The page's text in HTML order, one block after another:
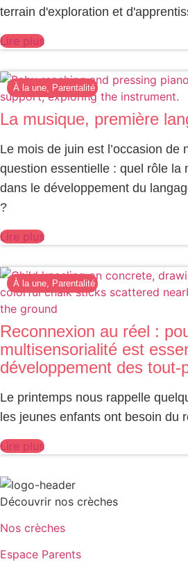
terrain d'exploration et
Lire plus
À la une Parentalité
La musique, première
Le mois de juin est l’occasion de
question essentielle : quel rôle la
dans le développement du
?
Lire plus
À la une Parentalité
Reconnexion au réel :
multisensorialité est
développement des tout-
Le printemps nous rappelle
les jeunes enfants ont besoin du
Lire plus
Découvrir nos crèches
Nos crèches
Espace Parents